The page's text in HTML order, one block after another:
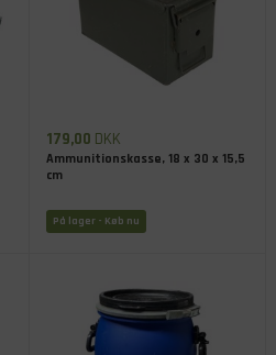
179,00 DKK
Ammunitionskasse, 18 x 30 x 15,5
cm
På lager - Køb nu